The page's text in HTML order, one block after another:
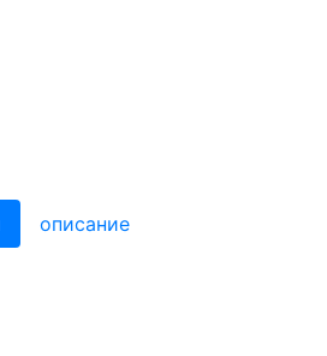
описание